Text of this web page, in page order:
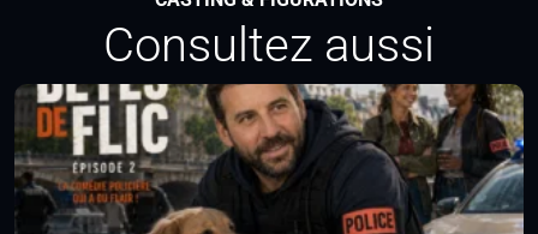
Consultez aussi